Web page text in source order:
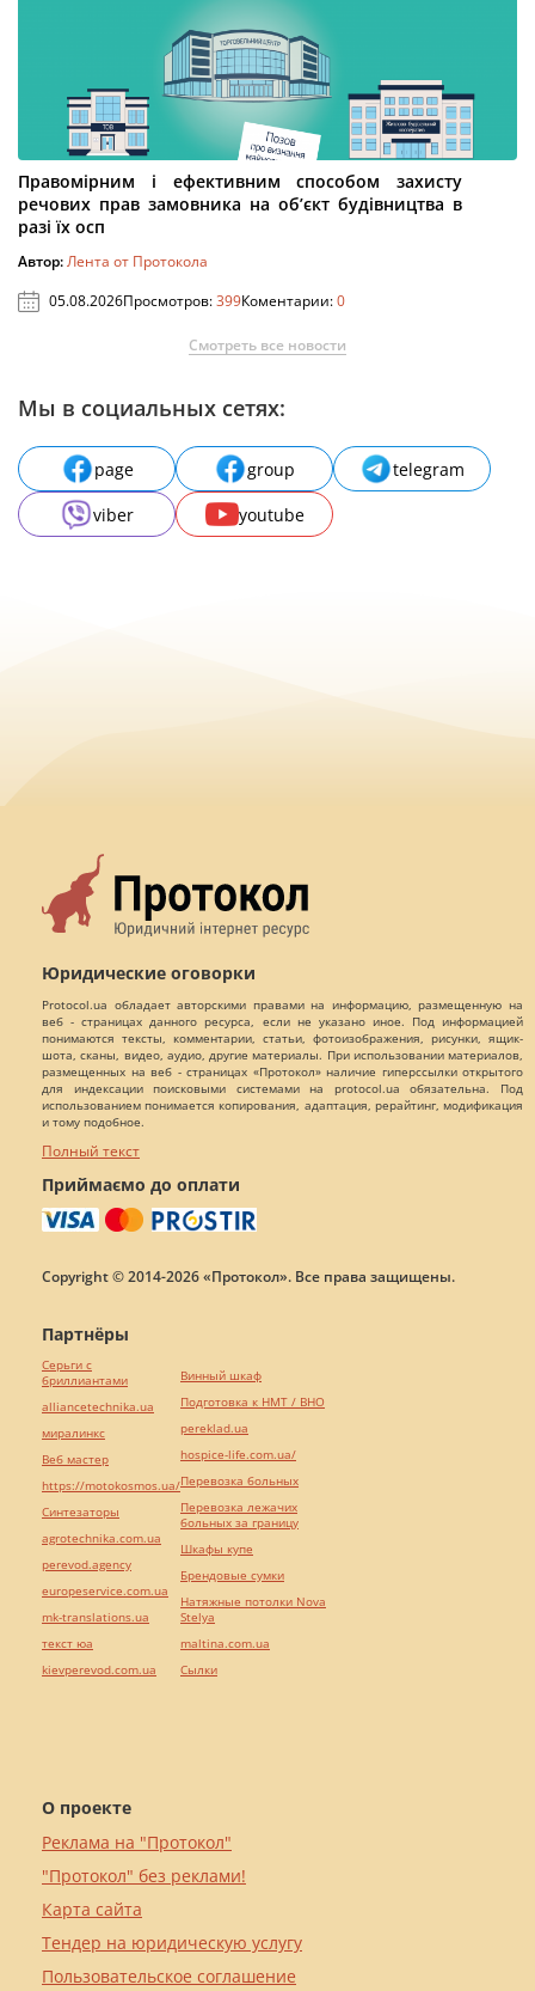
Правомірним і ефективним способом захисту
речових прав замовника на об’єкт будівництва в
разі їх осп
Автор:Лента от Протокола
05.08.2026Просмотров:399Коментарии:0
Смотреть все новости
Мы в социальных сетях:
page group
telegram
viber
youtube
Юридические оговорки
Protocol.ua обладает авторскими правами на информацию, размещенную на
веб - страницах данного ресурса, если не указано иное. Под информацией
понимаются тексты, комментарии, статьи, фотоизображения, рисунки, ящик-
шота, сканы, видео, аудио, другие материалы. При использовании материалов,
размещенных на веб - страницах «Протокол» наличие гиперссылки открытого
для индексации поисковыми системами на protocol.ua обязательна. Под
использованием понимается копирования, адаптация, рерайтинг, модификация
и тому подобное.
Полный текст
Приймаємо до оплати
Copyright © 2014-2026 «Протокол». Все права защищены.
О проекте
Реклама на "Протокол"
"Протокол" без реклами!
Карта сайта
Тендер на юридическую услугу
Пользовательское соглашение
Партнёры
Серьги с
бриллиантами
alliancetechnika.ua
миралинкс
Веб мастер
https://motokosmos.ua/
Синтезаторы
agrotechnika.com.ua
perevod.agency
europeservice.com.ua
mk-translations.ua
текст юа
kievperevod.com.ua
Винный шкаф
Подготовка к НМТ / ВНО
pereklad.ua
hospice-life.com.ua/
Перевозка больных
Перевозка лежачих
больных за границу
Шкафы купе
Брендовые сумки
Натяжные потолки Nova
Stelya
maltina.com.ua
Cылки